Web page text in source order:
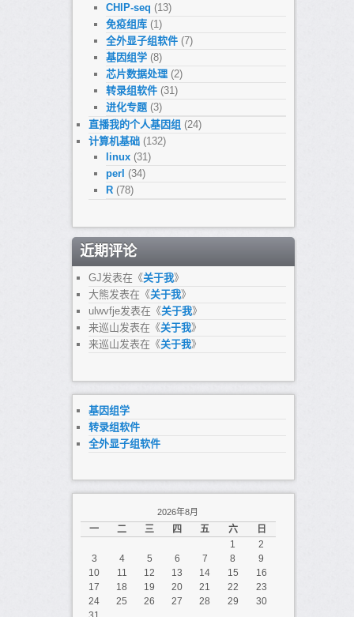
CHIP-seq (13)
免疫组库 (1)
全外显子组软件 (7)
基因组学 (8)
芯片数据处理 (2)
转录组软件 (31)
进化专题 (3)
直播我的个人基因组 (24)
计算机基础(132)
linux (31)
perl (34)
R (78)
近期评论
GJ发表在《关于我》
大熊发表在《关于我》
ulwvfje发表在《关于我》
来巡山发表在《关于我》
来巡山发表在《关于我》
基因组学
转录组软件
全外显子组软件
2026年8月
一 二 三 四 五 六
日
1
2
3
4 5 6 7 8
9
10
11 12 13 14 15
16
17
18 19 20 21 22
23
24
25 26 27 28 29
30